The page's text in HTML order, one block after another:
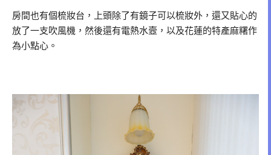
房間也有個梳妝台，上頭除了有鏡子可以梳妝外，還又貼心的
放了一支吹風機，然後還有電熱水壼，以及花蓮的特產麻糬作
為小點心。